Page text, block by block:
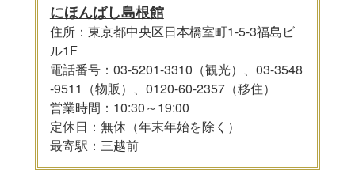
にほんばし島根館
住所：東京都中央区日本橋室町1-5-3福島ビ
ル1F
電話番号：03-5201-3310（観光）、03-3548
-9511（物販）、0120-60-2357（移住）
営業時間：10:30～19:00
定休日：無休（年末年始を除く）
最寄駅：三越前